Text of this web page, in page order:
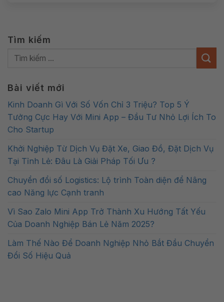
Tìm kiếm
Bài viết mới
Kinh Doanh Gì Với Số Vốn Chỉ 3 Triệu? Top 5 Ý
Tưởng Cực Hay Với Mini App – Đầu Tư Nhỏ Lợi Ích To
Cho Startup
Khởi Nghiệp Từ Dịch Vụ Đặt Xe, Giao Đồ, Đặt Dịch Vụ
Tại Tỉnh Lẻ: Đâu Là Giải Pháp Tối Ưu ?
Chuyển đổi số Logistics: Lộ trình Toàn diện để Nâng
cao Năng lực Cạnh tranh
Vì Sao Zalo Mini App Trở Thành Xu Hướng Tất Yếu
Của Doanh Nghiệp Bán Lẻ Năm 2025?
Làm Thế Nào Để Doanh Nghiệp Nhỏ Bắt Đầu Chuyển
Đổi Số Hiệu Quả